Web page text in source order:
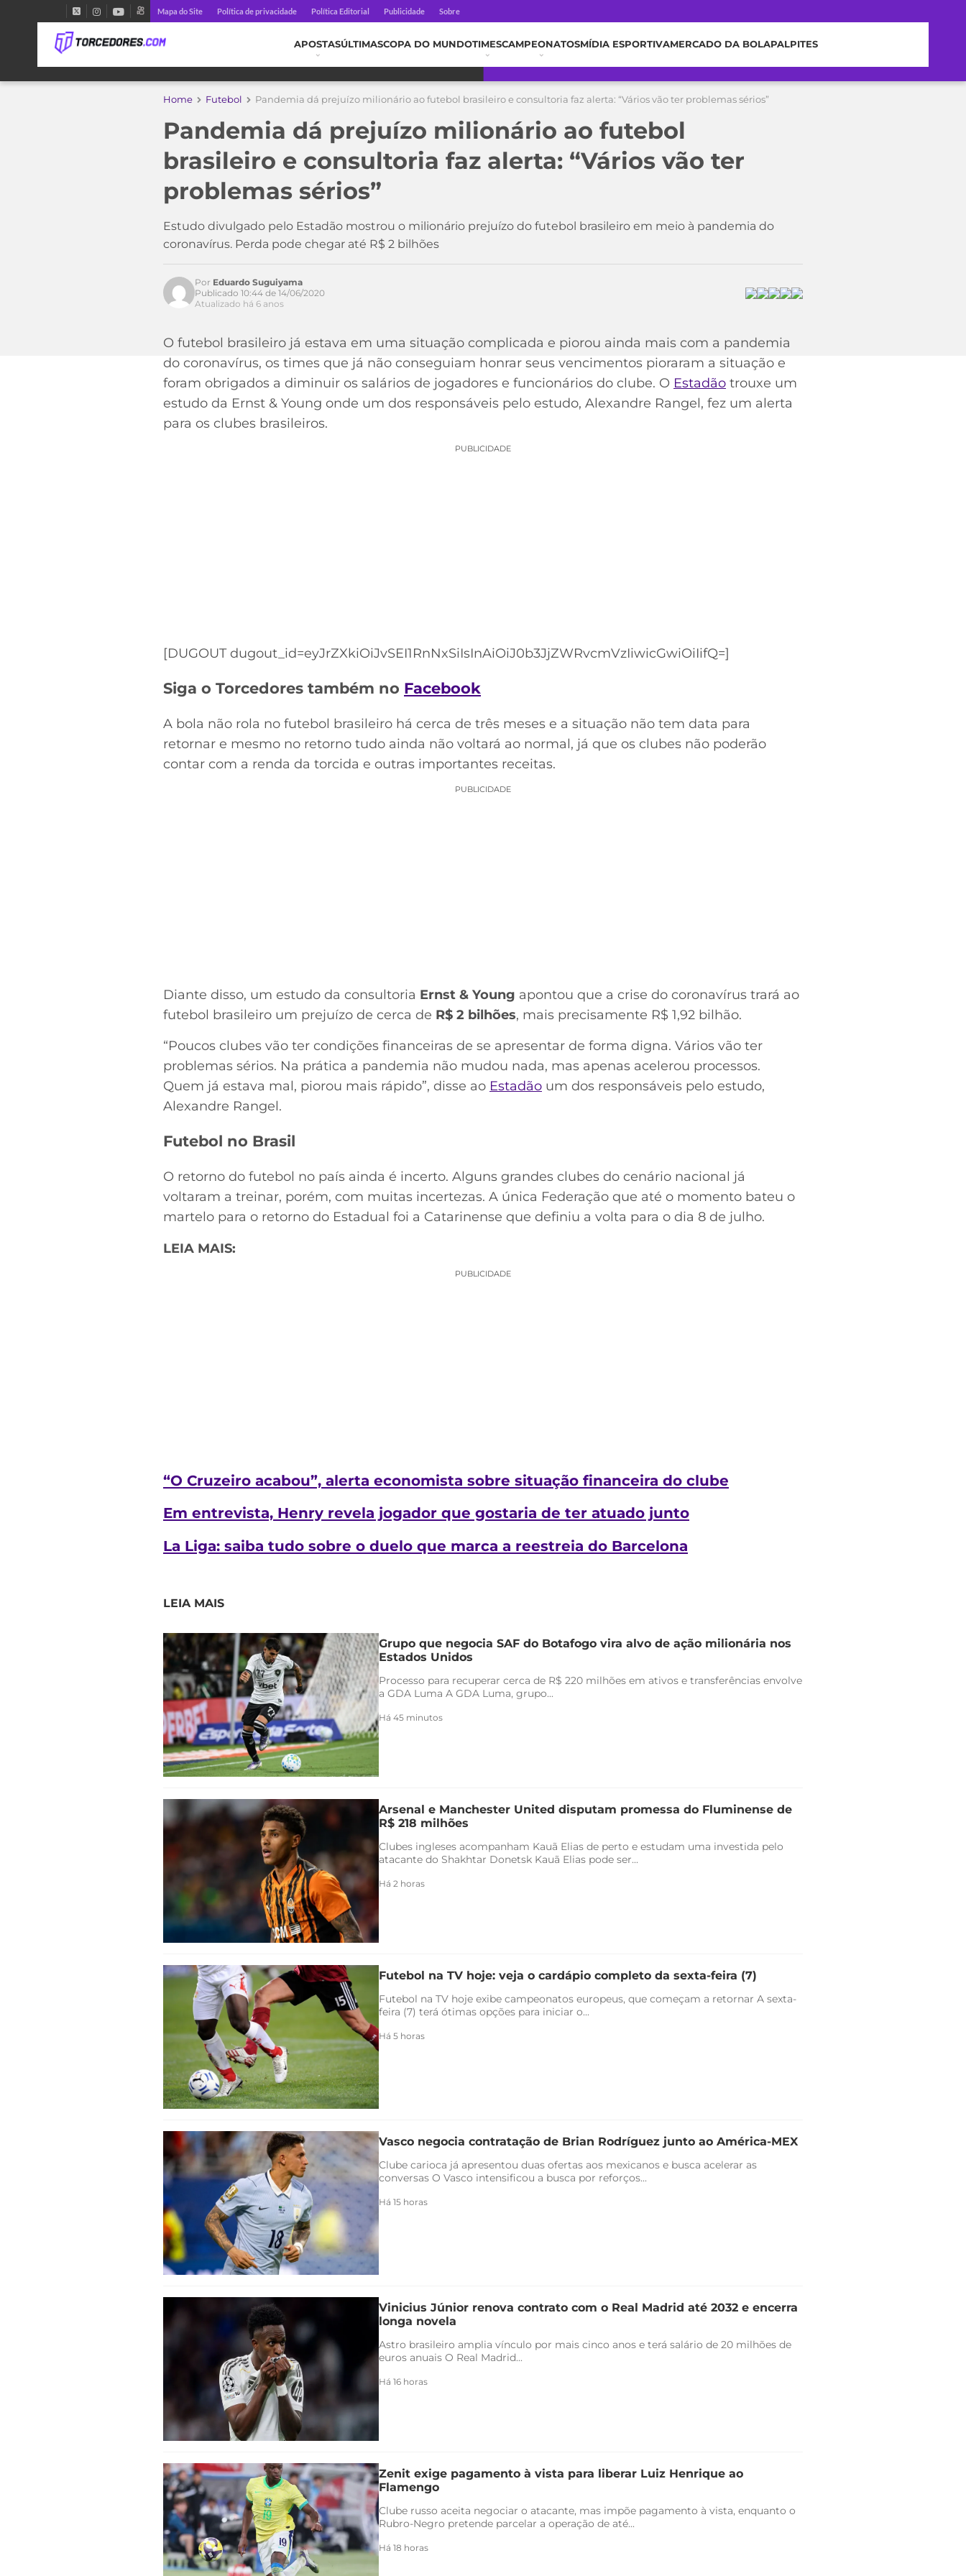
Mapa do Site Política de privacidade Política Editorial Publicidade Sobre
APOSTASÚLTIMASCOPA DO MUNDOTIMESCAMPEONATOSMÍDIA ESPORTIVAMERCADO DA BOLAPALPITES
Home Futebol Pandemia dá prejuízo milionário ao futebol brasileiro e consultoria faz alerta: “Vários vão ter problemas sérios”
Pandemia dá prejuízo milionário ao futebol
brasileiro e consultoria faz alerta: “Vários vão ter
problemas sérios”
Estudo divulgado pelo Estadão mostrou o milionário prejuízo do futebol brasileiro em meio à pandemia do
coronavírus. Perda pode chegar até R$ 2 bilhões
Acesse o perfil do autor
Por Eduardo Suguiyama
Publicado 10:44 de 14/06/2020
Atualizado há 6 anos
O futebol brasileiro já estava em uma situação complicada e piorou ainda mais com a pandemia
do coronavírus, os times que já não conseguiam honrar seus vencimentos pioraram a situação e
foram obrigados a diminuir os salários de jogadores e funcionários do clube. O Estadão trouxe um
estudo da Ernst & Young onde um dos responsáveis pelo estudo, Alexandre Rangel, fez um alerta
para os clubes brasileiros.
PUBLICIDADE
[DUGOUT dugout_id=eyJrZXkiOiJvSEI1RnNxSiIsInAiOiJ0b3JjZWRvcmVzIiwicGwiOiIifQ=]
Siga o Torcedores também no Facebook
A bola não rola no futebol brasileiro há cerca de três meses e a situação não tem data para
retornar e mesmo no retorno tudo ainda não voltará ao normal, já que os clubes não poderão
contar com a renda da torcida e outras importantes receitas.
PUBLICIDADE
Diante disso, um estudo da consultoria Ernst & Young apontou que a crise do coronavírus trará ao
futebol brasileiro um prejuízo de cerca de R$ 2 bilhões, mais precisamente R$ 1,92 bilhão.
“Poucos clubes vão ter condições financeiras de se apresentar de forma digna. Vários vão ter
problemas sérios. Na prática a pandemia não mudou nada, mas apenas acelerou processos.
Quem já estava mal, piorou mais rápido”, disse ao Estadão um dos responsáveis pelo estudo,
Alexandre Rangel.
Futebol no Brasil
O retorno do futebol no país ainda é incerto. Alguns grandes clubes do cenário nacional já
voltaram a treinar, porém, com muitas incertezas. A única Federação que até o momento bateu o
martelo para o retorno do Estadual foi a Catarinense que definiu a volta para o dia 8 de julho.
LEIA MAIS:
PUBLICIDADE
“O Cruzeiro acabou”, alerta economista sobre situação financeira do clube
Em entrevista, Henry revela jogador que gostaria de ter atuado junto
La Liga: saiba tudo sobre o duelo que marca a reestreia do Barcelona
LEIA MAIS
Grupo que negocia SAF do Botafogo vira alvo de ação milionária nos
Estados Unidos
Processo para recuperar cerca de R$ 220 milhões em ativos e transferências envolve
a GDA Luma A GDA Luma, grupo...
Há 45 minutos
Arsenal e Manchester United disputam promessa do Fluminense de
R$ 218 milhões
Clubes ingleses acompanham Kauã Elias de perto e estudam uma investida pelo
atacante do Shakhtar Donetsk Kauã Elias pode ser...
Há 2 horas
Futebol na TV hoje: veja o cardápio completo da sexta-feira (7)
Futebol na TV hoje exibe campeonatos europeus, que começam a retornar A sexta-
feira (7) terá ótimas opções para iniciar o...
Há 5 horas
Vasco negocia contratação de Brian Rodríguez junto ao América-MEX
Clube carioca já apresentou duas ofertas aos mexicanos e busca acelerar as
conversas O Vasco intensificou a busca por reforços...
Há 15 horas
Vinicius Júnior renova contrato com o Real Madrid até 2032 e encerra
longa novela
Astro brasileiro amplia vínculo por mais cinco anos e terá salário de 20 milhões de
euros anuais O Real Madrid...
Há 16 horas
Zenit exige pagamento à vista para liberar Luiz Henrique ao
Flamengo
Clube russo aceita negociar o atacante, mas impõe pagamento à vista, enquanto o
Rubro-Negro pretende parcelar a operação de até...
Há 18 horas